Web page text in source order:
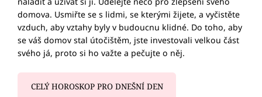
domova. Usmiřte se s lidmi, se kterými žijete, a vyčistěte
vzduch, aby vztahy byly v budoucnu klidné. Do toho, aby
se váš domov stal útočištěm, jste investovali velkou část
svého já, proto si ho važte a pečujte o něj.
CELÝ HOROSKOP PRO DNEŠNÍ DEN